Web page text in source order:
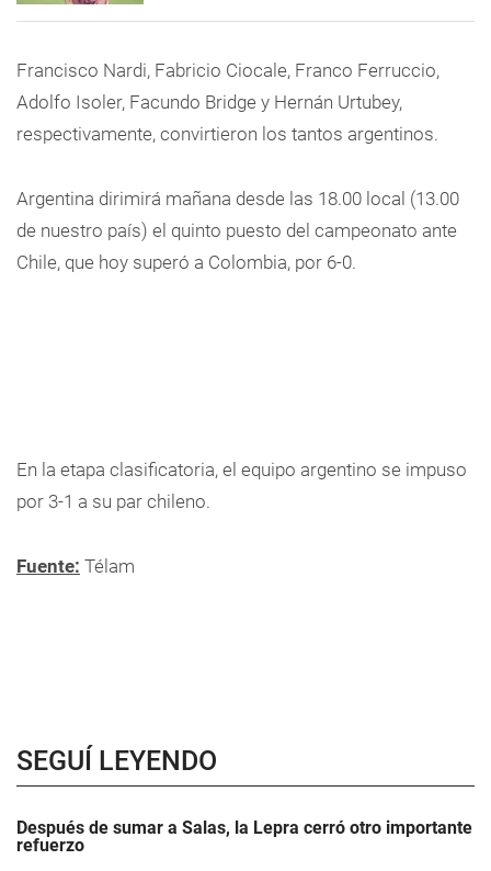
Francisco Nardi, Fabricio Ciocale, Franco Ferruccio,
Adolfo Isoler, Facundo Bridge y Hernán Urtubey,
respectivamente, convirtieron los tantos argentinos.
Argentina dirimirá mañana desde las 18.00 local (13.00
de nuestro país) el quinto puesto del campeonato ante
Chile, que hoy superó a Colombia, por 6-0.
En la etapa clasificatoria, el equipo argentino se impuso
por 3-1 a su par chileno.
Fuente: Télam
SEGUÍ LEYENDO
Después de sumar a Salas, la Lepra cerró otro importante
refuerzo